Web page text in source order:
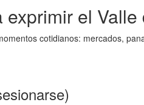
el
cotidianos: mercados,